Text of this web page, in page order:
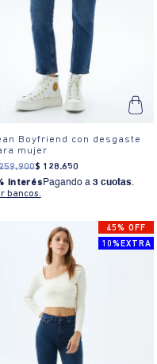
Boyfriend con desgaste
mujer
.900$ 128.650
Interés Pagando a 3 cuotas.
bancos.
45% OFF
10%EXTRA